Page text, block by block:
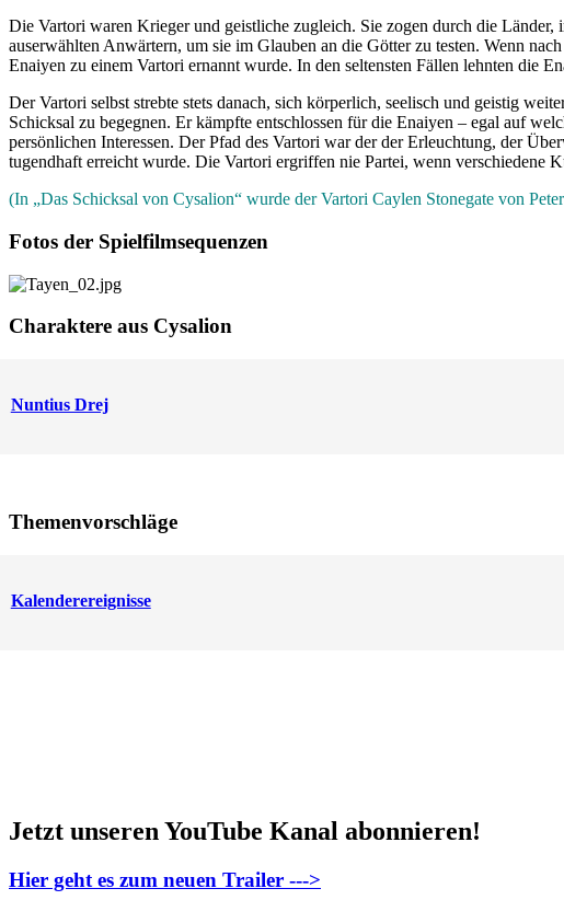
Die Vartori waren Krieger und geistliche zugleich. Sie zogen durch die Länder,
auserwählten Anwärtern, um sie im Glauben an die Götter zu testen. Wenn
Enaiyen zu einem Vartori ernannt wurde. In den seltensten Fällen lehnten die
Der Vartori selbst strebte stets danach, sich körperlich, seelisch und geistig
Schicksal zu begegnen. Er kämpfte entschlossen für die Enaiyen – egal auf
persönlichen Interessen. Der Pfad des Vartori war der der Erleuchtung, der
tugendhaft erreicht wurde. Die Vartori ergriffen nie Partei, wenn verschiedene
(In „Das Schicksal von Cysalion“ wurde der Vartori Caylen Stonegate von
Fotos der Spielfilmsequenzen
Charaktere aus Cysalion
Nuntius Drej
Themenvorschläge
Kalenderereignisse
Jetzt unseren YouTube Kanal abonnieren!
Hier geht es zum neuen Trailer --->